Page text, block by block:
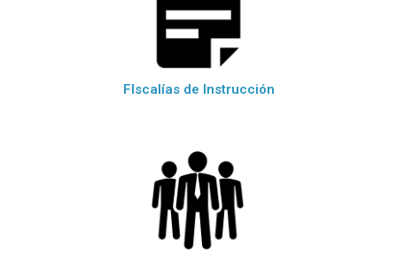
FIscalías de Instrucción